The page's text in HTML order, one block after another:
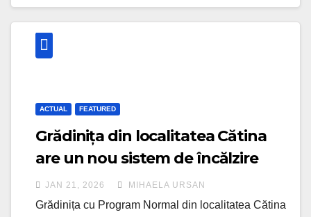
ACTUAL FEATURED
Grădinița din localitatea Cătina
are un nou sistem de încălzire
JAN 21, 2026 MIHAELA URSAN
Grădinița cu Program Normal din localitatea Cătina